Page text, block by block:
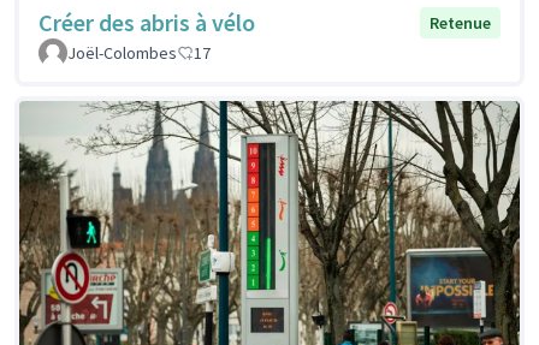
Créer des abris à vélo
Retenue
Joël-Colombes
17